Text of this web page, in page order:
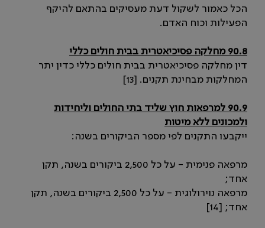
הכל כאמור לשקול דעת מעסיקים בהתאם להיקף
הפעילות וכוח האדם.
90.8 מחלקה פסיכיאטרית בבית חולים כללי
דין מחלקה פסיכיאטרית בבית חולים כללי כדין יתר
המחלקות מבחינת תקנים. [13]
90.9 למרפאות חוץ שליד בתי החולים וליחידות
ולמכונים ללא מיטות
ייקבעו התקנים לפי מספר הביקורים בשנה:
מרפאה פנימית - על כל 2,500 ביקורים בשנה, תקן
אחד;
מרפאה נוירולוגית - על כל 2,500 ביקורים בשנה, תקן
אחד; [14]